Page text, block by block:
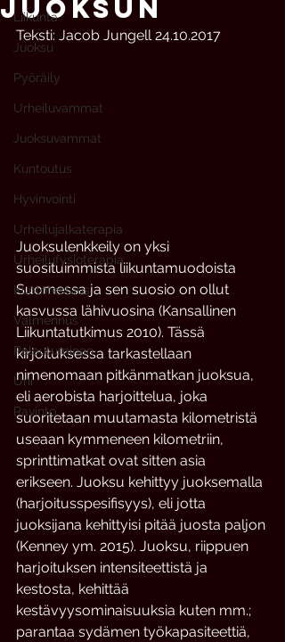
Liikunta
Juoksu
Pyöräily
Urheiluvammat
Juoksuvammat
Kuntoutus
Hyvinvointi
Urheilujalkaterapia
Urheilufysioterapia
Kuntotestaus
Valmennus
Palautuminen
Uni
Ravinto
JUOKSUN
Teksti: Jacob Jungell 24.10.2017
Juoksulenkkeily on yksi
suosituimmista liikuntamuodoista
Suomessa ja sen suosio on ollut
kasvussa lähivuosina (Kansallinen
Liikuntatutkimus 2010). Tässä
kirjoituksessa tarkastellaan
nimenomaan pitkänmatkan juoksua,
eli aerobista harjoittelua, joka
suoritetaan muutamasta kilometristä
useaan kymmeneen kilometriin,
sprinttimatkat ovat sitten asia
erikseen. Juoksu kehittyy juoksemalla
(harjoitusspesifisyys), eli jotta
juoksijana kehittyisi pitää juosta paljon
(Kenney ym. 2015). Juoksu, riippuen
harjoituksen intensiteettistä ja
kestosta, kehittää
kestävyysominaisuuksia kuten mm.;
parantaa sydämen työkapasiteettiä,